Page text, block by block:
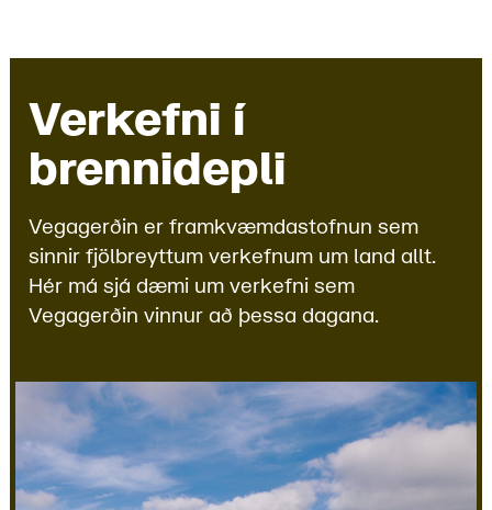
Verkefni í
brennidepli
Vegagerðin er framkvæmdastofnun sem
sinnir fjölbreyttum verkefnum um land allt.
Hér má sjá dæmi um verkefni sem
Vegagerðin vinnur að þessa dagana.